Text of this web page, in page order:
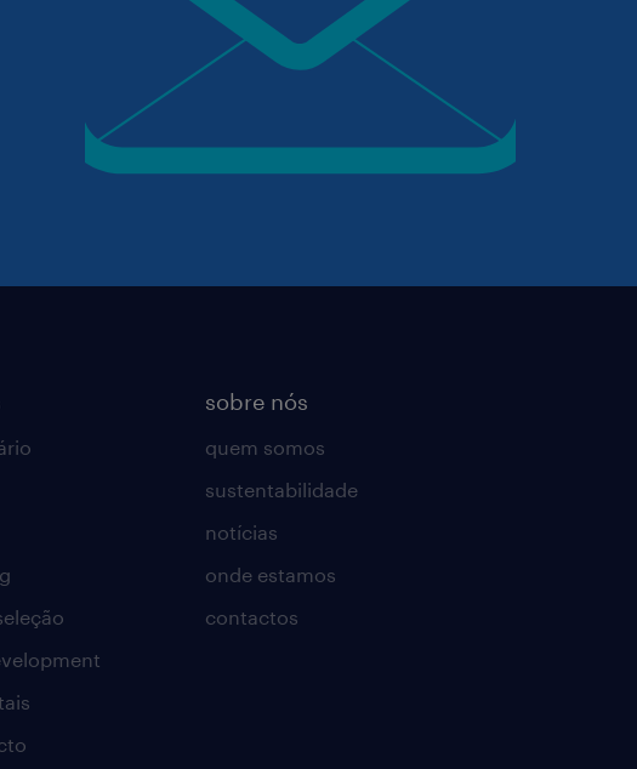
sobre nós
quem somos
sustentabilidade
notícias
onde estamos
contactos